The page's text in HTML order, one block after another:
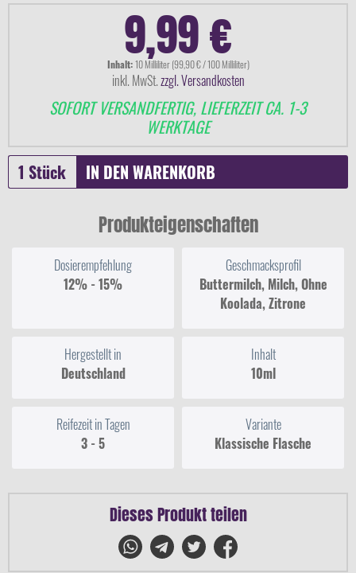
9,99 €
Inhalt:10 Milliliter (99,90 € / 100 Milliliter)
inkl. MwSt.zzgl. Versandkosten
SOFORT VERSANDFERTIG, LIEFERZEIT CA. 1-3
WERKTAGE
IN DEN WARENKORB
Produkteigenschaften
Dosierempfehlung
12% - 15%
Geschmacksprofil
Buttermilch, Milch, Ohne
Koolada, Zitrone
Hergestellt in
Deutschland
Inhalt
10ml
Reifezeit in Tagen
3 - 5
Variante
Klassische Flasche
Dieses Produkt teilen